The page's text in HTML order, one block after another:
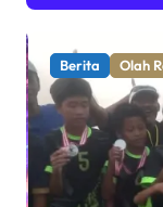
Berita Olah